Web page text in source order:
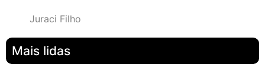
Juraci Filho
Mais lidas